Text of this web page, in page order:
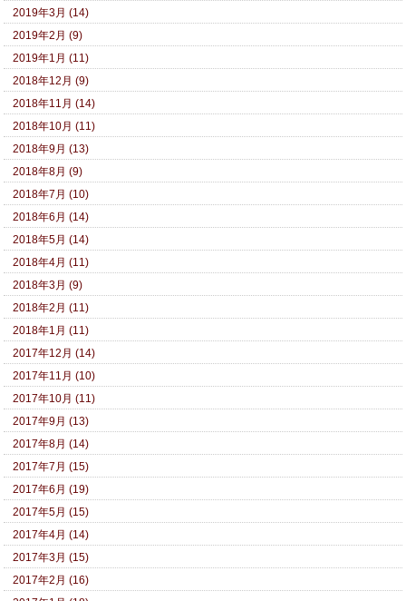
2019年3月 (14)
2019年2月 (9)
2019年1月 (11)
2018年12月 (9)
2018年11月 (14)
2018年10月 (11)
2018年9月 (13)
2018年8月 (9)
2018年7月 (10)
2018年6月 (14)
2018年5月 (14)
2018年4月 (11)
2018年3月 (9)
2018年2月 (11)
2018年1月 (11)
2017年12月 (14)
2017年11月 (10)
2017年10月 (11)
2017年9月 (13)
2017年8月 (14)
2017年7月 (15)
2017年6月 (19)
2017年5月 (15)
2017年4月 (14)
2017年3月 (15)
2017年2月 (16)